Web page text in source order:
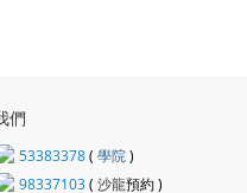
們
53383378( 學院)
98337103( 沙龍預約 )